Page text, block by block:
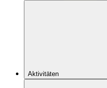
Aktivitäten